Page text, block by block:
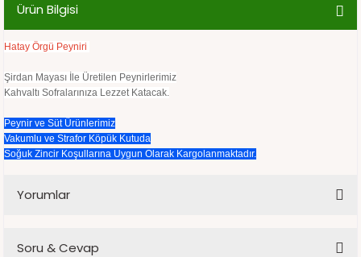
Ürün Bilgisi
Hatay Örgü Peyniri
Şirdan Mayası İle Üretilen Peynirlerimiz
Kahvaltı Sofralarınıza Lezzet Katacak.
Peynir ve Süt Ürünlerimiz
Vakumlu ve Strafor Köpük Kutuda
Soğuk Zincir Koşullarına Uygun Olarak Kargolanmaktadır.
Yorumlar
Soru & Cevap